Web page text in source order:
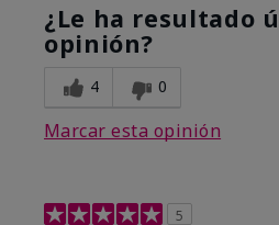
¿Le ha resultado
opinión?
4 0
Marcar esta opinión
5